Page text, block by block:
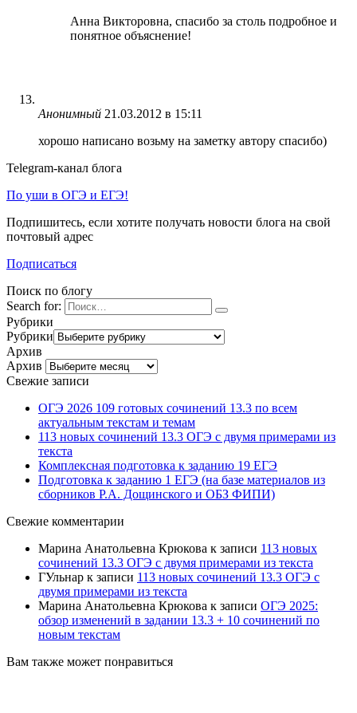
Анна Викторовна, спасибо за столь подробное и
понятное объяснение!
Анонимный 21.03.2012 в 15:11
хорошо написано возьму на заметку автору спасибо)
Telegram-канал блога
По уши в ОГЭ и ЕГЭ!
Подпишитесь, если хотите получать новости блога на свой
почтовый адрес
Подписаться
Поиск по блогу
Search for:
Рубрики
Рубрики
Архив
Архив
Свежие записи
ОГЭ 2026 109 готовых сочинений 13.3 по всем
актуальным текстам и темам
113 новых сочинений 13.3 ОГЭ с двумя примерами из
текста
Комплексная подготовка к заданию 19 ЕГЭ
Подготовка к заданию 1 ЕГЭ (на базе материалов из
сборников Р.А. Дощинского и ОБЗ ФИПИ)
Свежие комментарии
Марина Анатольевна Крюкова к записи 113 новых
сочинений 13.3 ОГЭ с двумя примерами из текста
ГУльнар к записи 113 новых сочинений 13.3 ОГЭ с
двумя примерами из текста
Марина Анатольевна Крюкова к записи ОГЭ 2025:
обзор изменений в задании 13.3 + 10 сочинений по
новым текстам
Вам также может понравиться